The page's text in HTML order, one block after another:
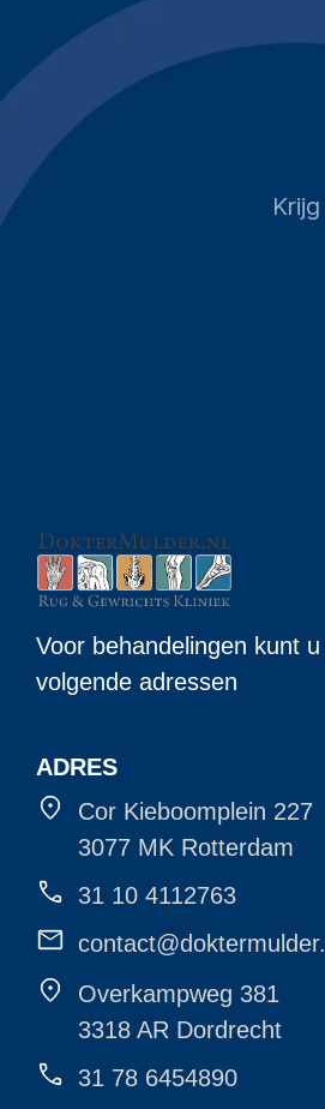
Voor behandelingen kunt
volgende adressen
ADRES
Cor Kieboomplein 227
3077 MK Rotterdam
31 10 4112763
Overkampweg 381
3318 AR Dordrecht
31 78 6454890